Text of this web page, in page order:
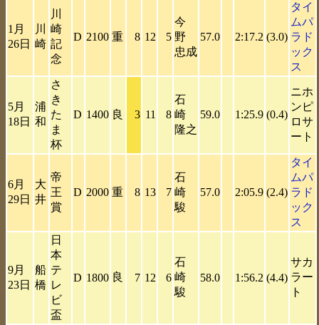
1月
26日
川
崎
川
崎
記
念
D 2100 重 8 12 5
今
野
忠成
57.0 2:17.2 (3.0)
タイ
ムパ
ラド
ック
ス
5月
18日
浦
和
さ
き
た
ま
杯
D 1400 良 3 11 8
石
崎
隆之
59.0 1:25.9 (0.4)
ニホ
ンピ
ロサ
ート
6月
29日
大
井
帝
王
賞
D 2000 重 8 13 7
石
崎
駿
57.0 2:05.9 (2.4)
タイ
ムパ
ラド
ック
ス
9月
23日
船
橋
日
本
テ
レ
ビ
盃
D 1800 良 7 12 6
石
崎
駿
58.0 1:56.2 (4.4)
サカ
ラー
ト